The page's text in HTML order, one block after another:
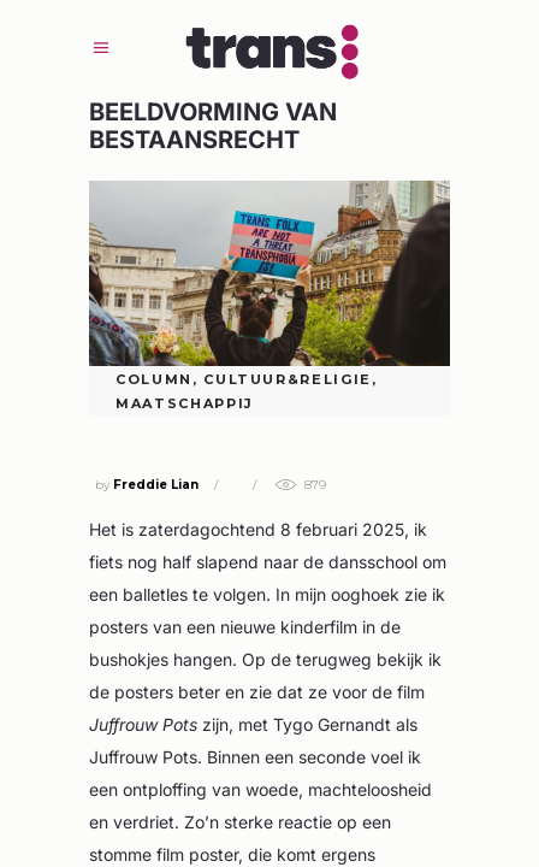
BEELDVORMING VAN
BESTAANSRECHT
COLUMN , CULTUUR&RELIGIE ,
MAATSCHAPPIJ
by Freddie Lian 879
Het is zaterdagochtend 8 februari 2025, ik
fiets nog half slapend naar de dansschool om
een balletles te volgen. In mijn ooghoek zie ik
posters van een nieuwe kinderfilm in de
bushokjes hangen. Op de terugweg bekijk ik
de posters beter en zie dat ze voor de film
Juffrouw Pots zijn, met Tygo Gernandt als
Juffrouw Pots. Binnen een seconde voel ik
een ontploffing van woede, machteloosheid
en verdriet. Zo’n sterke reactie op een
stomme film poster, die komt ergens